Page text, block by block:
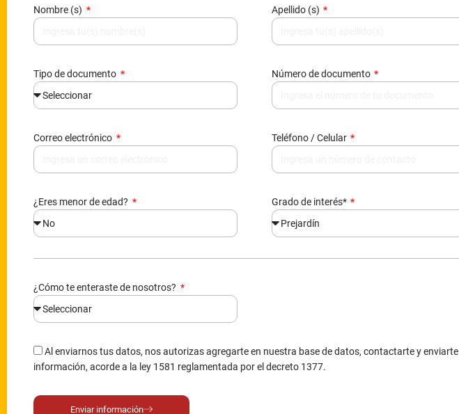
Nombre (s) Apellido (s)
Tipo de documento Número de documento
Correo electrónico Teléfono / Celular
¿Eres menor de edad? Grado de interés*
¿Cómo te enteraste de nosotros?
Al enviarnos tus datos, nos autorizas agregarte en nuestra base de datos, contactarte y enviarte
información, acorde a la ley 1581 reglamentada por el decreto 1377.
Enviar información